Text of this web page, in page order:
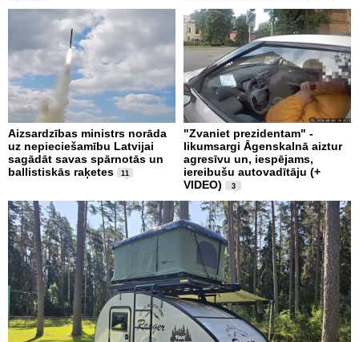
Aizsardzības ministrs norāda
uz nepieciešamību Latvijai
sagādāt savas spārnotās un
ballistiskās raķetes
11
"Zvaniet prezidentam" -
likumsargi Āgenskalnā aiztur
agresīvu un, iespējams,
iereibušu autovadītāju (+
VIDEO)
3